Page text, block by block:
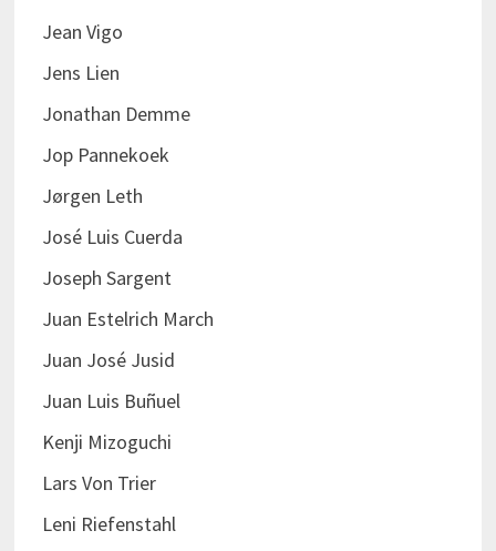
Jean Vigo
Jens Lien
Jonathan Demme
Jop Pannekoek
Jørgen Leth
José Luis Cuerda
Joseph Sargent
Juan Estelrich March
Juan José Jusid
Juan Luis Buñuel
Kenji Mizoguchi
Lars Von Trier
Leni Riefenstahl